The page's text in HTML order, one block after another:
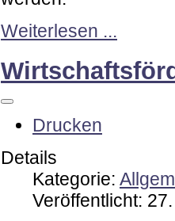
Weiterlesen ...
Drucken
Details
Kategorie:
Veröffentlicht: